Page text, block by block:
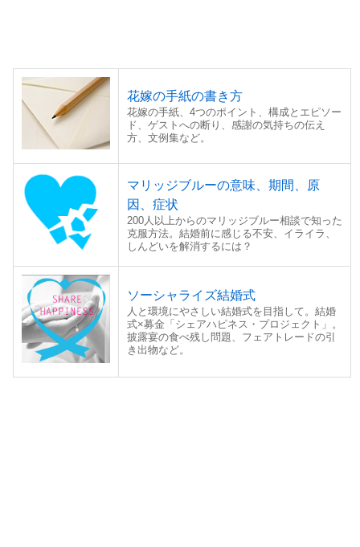
花嫁の手紙の書き方
花嫁の手紙、4つのポイント、構成とエピソー
ド、ゲストへの断り、感謝の気持ちの伝え
方、文例集など。
マリッジブルーの意味、期間、原
因、症状
200人以上からのマリッジブルー相談で知った
克服方法。結婚前に感じる不安、イライラ、
しんどいを解消するには？
ソーシャライズ結婚式
人と環境にやさしい結婚式を目指して。結婚
式×募金「シェアハピネス・プロジェクト」。
披露宴の食べ残し問題、フェアトレードの引
き出物など。